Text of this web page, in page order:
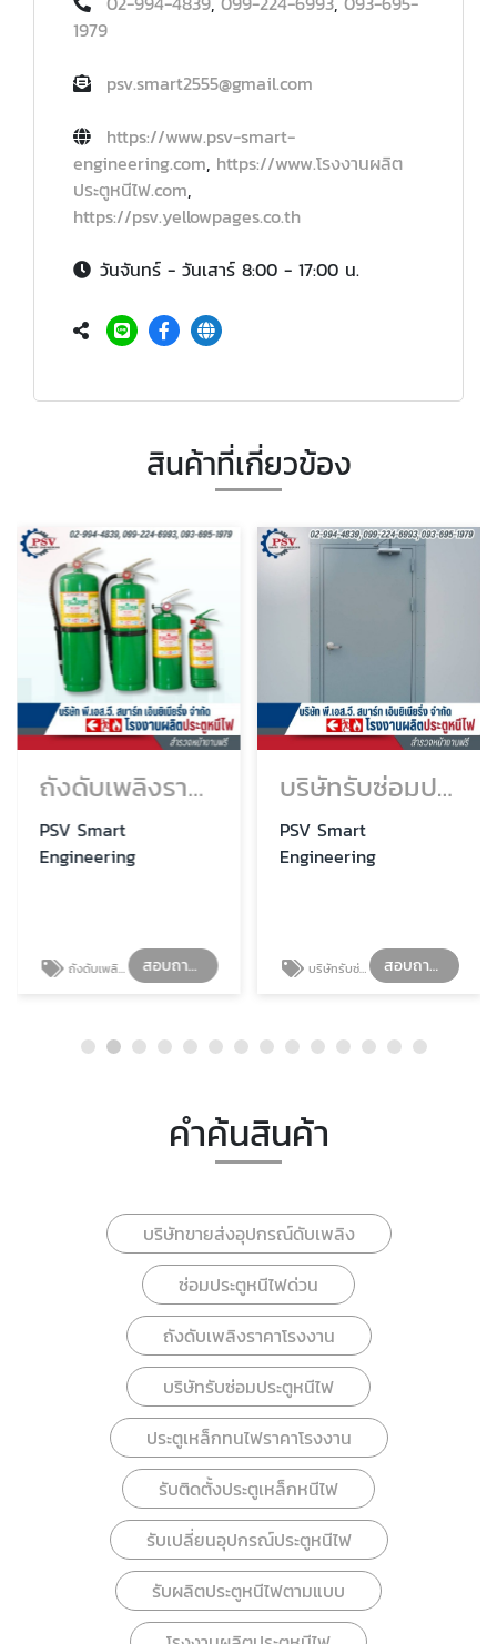
1979
psv.smart2555@gmail.com
https://www.psv-smart-
engineering.com, https://www.โรงงานผลิต
ประตูหนีไฟ.com,
https://psv.yellowpages.co.th
วันจันทร์ - วันเสาร์ 8:00 - 17:00 น.
สินค้าที่เกี่ยวข้อง
ถังดับเพลิงราคาโรงงาน
PSV Smart
Engineering
ถังดับเพลิงราคาโรงงาน สอบถามรายละเอียด
บริษัทรับซ่อมประตูหนีไฟ
PSV Smart
Engineering
บริษัทรับซ่อมประตูหนีไฟ สอบถามรายละเอียด
คำค้นสินค้า
บริษัทขายส่งอุปกรณ์ดับเพลิง
ซ่อมประตูหนีไฟด่วน
ถังดับเพลิงราคาโรงงาน
บริษัทรับซ่อมประตูหนีไฟ
ประตูเหล็กทนไฟราคาโรงงาน
รับติดตั้งประตูเหล็กหนีไฟ
รับเปลี่ยนอุปกรณ์ประตูหนีไฟ
รับผลิตประตูหนีไฟตามแบบ